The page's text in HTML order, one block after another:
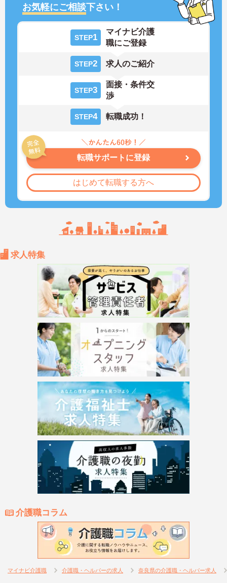
お気軽にご相談下さい！
STEP1
マイナビ介護
職にご登録
STEP2 求人のご紹介
STEP3
面接・条件交
渉
STEP4 転職成功！
転職サポートに登録
はじめて転職する方へ
求人特集
介護職コラム
マイナビ介護職 介護職・ヘルパーの求人 奈良県の介護職・ヘルパー求人